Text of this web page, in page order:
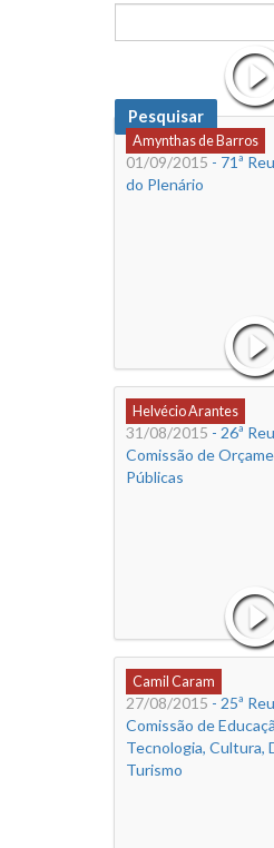
Pesquisar
Amynthas de Barros
01/09/2015 - 71ª
do Plenário
Helvécio Arantes
31/08/2015 - 26ª
Comissão de
Públicas
Camil Caram
27/08/2015 - 25ª
Comissão de
Tecnologia, Cultura,
Turismo